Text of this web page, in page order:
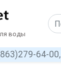
воды
64-00,